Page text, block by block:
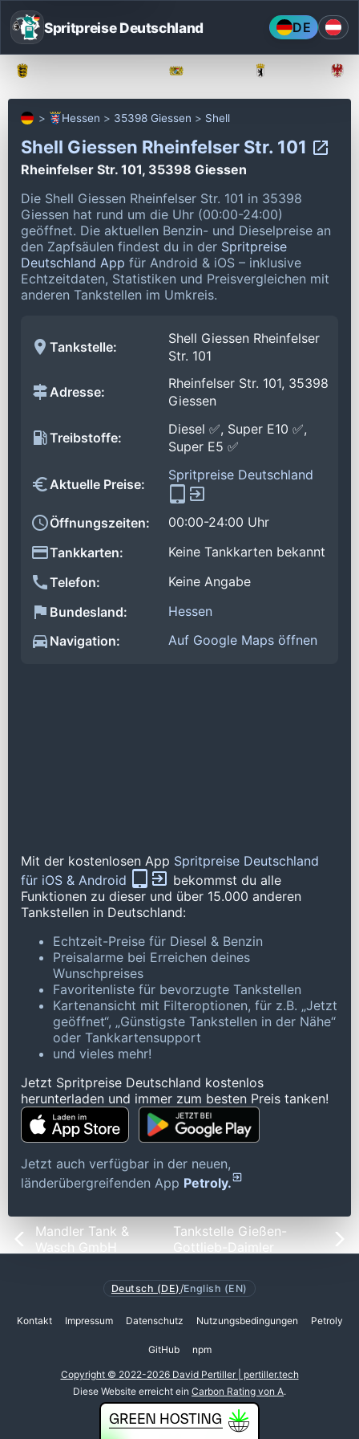
Spritpreise Deutschland DE
Hessen 35398 Giessen Shell
Shell Giessen Rheinfelser Str. 101
Rheinfelser Str. 101, 35398 Giessen
Die Shell Giessen Rheinfelser Str. 101 in 35398
Giessen hat rund um die Uhr (00:00-24:00)
geöffnet. Die aktuellen Benzin- und Dieselpreise an
den Zapfsäulen findest du in der Spritpreise
Deutschland App für Android & iOS – inklusive
Echtzeitdaten, Statistiken und Preisvergleichen mit
anderen Tankstellen im Umkreis.
Tankstelle:
Shell Giessen Rheinfelser
Str. 101
Adresse:
Rheinfelser Str. 101, 35398
Giessen
Treibstoffe:
Diesel ✅, Super E10 ✅,
Super E5 ✅
Aktuelle Preise:
Spritpreise Deutschland
Öffnungszeiten:
00:00-24:00 Uhr
Tankkarten:
Keine Tankkarten bekannt
Telefon:
Keine Angabe
Bundesland:
Hessen
Navigation:
Auf Google Maps öffnen
Mit der kostenlosen App Spritpreise Deutschland
für iOS & Android
bekommst du alle
Funktionen zu dieser und über 15.000 anderen
Tankstellen in Deutschland:
Echtzeit-Preise für Diesel & Benzin
Preisalarme bei Erreichen deines
Wunschpreises
Favoritenliste für bevorzugte Tankstellen
Kartenansicht mit Filteroptionen, für z.B. „Jetzt
geöffnet“, „Günstigste Tankstellen in der Nähe“
oder Tankkartensupport
und vieles mehr!
Jetzt Spritpreise Deutschland kostenlos
herunterladen und immer zum besten Preis tanken!
Jetzt auch verfügbar in der neuen,
länderübergreifenden App Petroly.
Mandler Tank &
Wasch GmbH
Tankstelle Gießen-
Gottlieb-Daimler
Deutsch (DE) /English (EN)
Kontakt Impressum Datenschutz Nutzungsbedingungen Petroly
GitHub npm
Copyright © 2022-2026 David Pertiller | pertiller.tech
Diese Website erreicht ein Carbon Rating von A.